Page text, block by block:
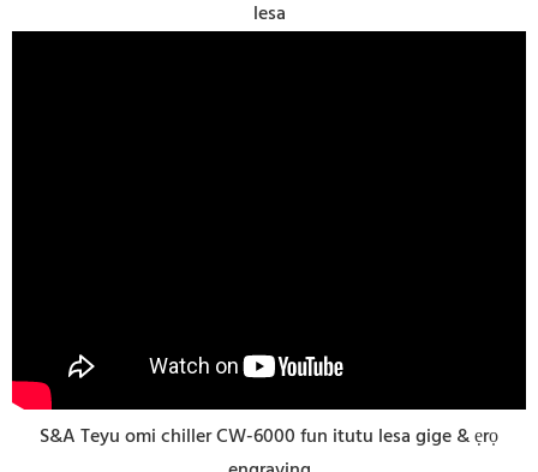
lesa
S&A Teyu omi chiller CW-6000 fun itutu lesa gige & ẹrọ